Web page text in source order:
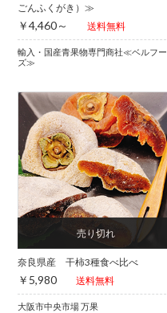
ごんふくがき）≫
￥4,460～ 送料無料
輸入・国産青果物専門商社≪ベルフー
ズ≫
奈良県産 干柿3種食べ比べ
￥5,980 送料無料
大阪市中央市場 万果